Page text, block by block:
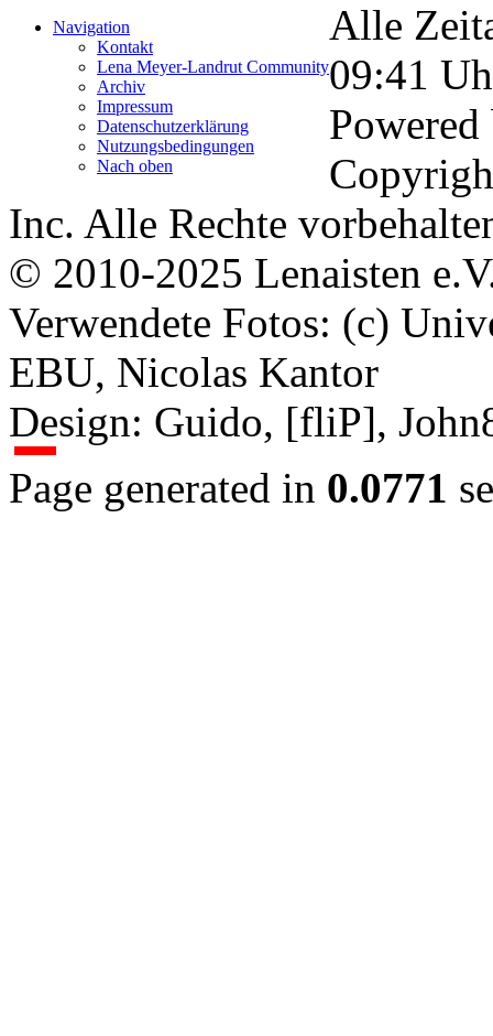
Navigation
Kontakt
Lena Meyer-Landrut Community
Archiv
Impressum
Datenschutzerklärung
Nutzungsbedingungen
Nach oben
Alle
09:41
Inc. Alle Rechte
© 2010-2025 Lenaisten
Verwendete Fotos: (c)
EBU, Nicolas Kantor
Design: Guido, [fliP],
Page generated in 0.0771